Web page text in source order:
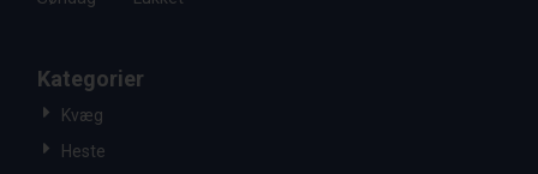
Kategorier
Kvæg
Heste